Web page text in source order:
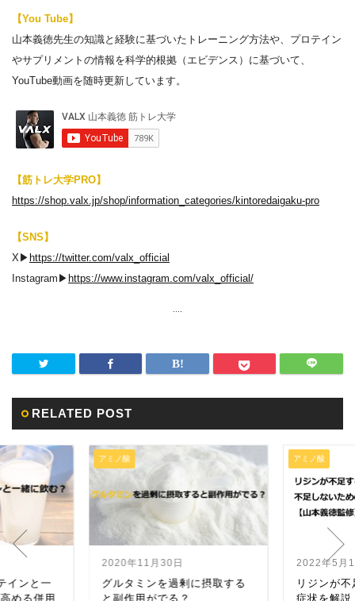
【You Tube】
山本義徳先生の知識と経験に基づいたトレーニング方法や、プロテイン
やサプリメントの情報を科学的根拠（エビデンス）に基づいて、
YouTube動画を随時更新しています。
【筋トレ大学PRO】
https://shop.valx.jp/shop/information_categories/kintoredaigaku-pro
【SNS】
X▶︎ https://twitter.com/valx_official
Instagram▶︎ https://www.instagram.com/valx_official/
RELATED POST
インと一
める併用
アミノ酸
2020年11月30日
グルタミンを過剰に摂取する
と副作用がでる？
アミノ酸
2022年5月
リジンが
症状を解説